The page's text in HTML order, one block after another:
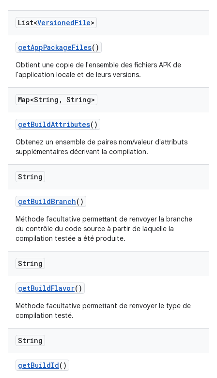
List<VersionedFile>
getAppPackageFiles()
Obtient une copie de l'ensemble des fichiers APK de
l'application locale et de leurs versions.
Map<String , String>
getBuildAttributes()
Obtenez un ensemble de paires nom/valeur d'attributs
supplémentaires décrivant la compilation.
String
getBuildBranch()
Méthode facultative permettant de renvoyer la branche
du contrôle du code source à partir de laquelle la
compilation testée a été produite.
String
getBuildFlavor()
Méthode facultative permettant de renvoyer le type de
compilation testé.
String
getBuildId()